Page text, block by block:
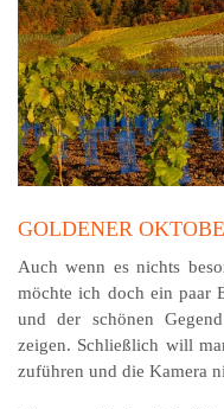
GOLDENER
Auch wenn es nichts
möchte ich doch ein paar
und der schönen
zeigen. Schließlich will
zuführen und die Kamera